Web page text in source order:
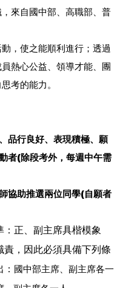
來自國中部、高職部、普
，使之能順利進行；透過
熱心公益、領導才能、團
考的能力。
品行良好、表現積極、願
者(除段考外，每週中午需
協助推選兩位同學(自願者
：正、副主席具楷模象
責，因此必須具備下列條
國中部主席、副主席各一